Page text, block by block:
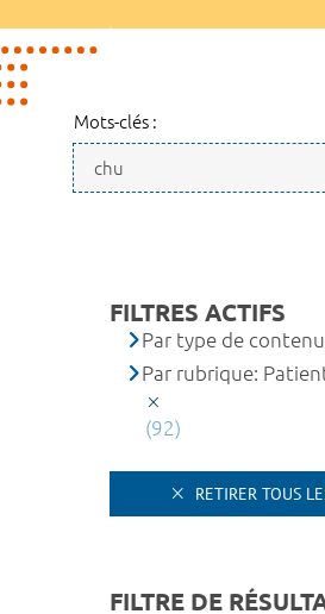
Mots-clés :
FILTRES ACTIFS
Par type de
Par rubrique:
(92)
RETIRER TOUS
FILTRE DE